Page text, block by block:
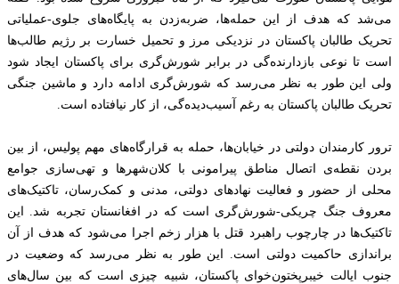
می‌شد که هدف از این حمله‌ها، ضربه‌زدن به پایگاه‌های جلوی-عملیاتی
تحریک طالبان پاکستان در نزدیکی مرز و تحمیل خسارت بر رژیم طالب‌ها
است تا نوعی بازدارنده‌گی در برابر شورش‌گری برای پاکستان ایجاد شود
ولی این طور به نظر می‌رسد که شورش‌گری ادامه دارد و ماشین جنگی
تحریک طالبان پاکستان به رغم آسیب‌دیده‌گی‌، از کار نیافتاده است.
ترور کارمندان دولتی در خیابان‌ها، حمله به قرارگاه‌های مهم پولیس، از بین
بردن نقطه‌ی اتصال مناطق پیرامونی با کلان‌شهرها و تهی‌سازی جوامع
محلی از حضور و فعالیت نهادهای دولتی، مدنی و کمک‌رسان، تاکتیک‌های
معروف جنگ‌ چریکی-شورش‌گری است که در افغانستان تجربه شد. این
تاکتیک‌ها در چارچوب راهبرد قتل با هزار زخم اجرا می‌شود که هدف از آن
براندازی حاکمیت دولتی است. این طور به نظر می‌رسد که وضعیت در
جنوب ایالت خیبرپختون‌خوای پاکستان، شبیه چیزی است که بین سال‌های